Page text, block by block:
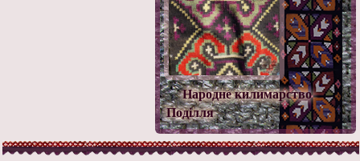
Народне килимарство
Поділля